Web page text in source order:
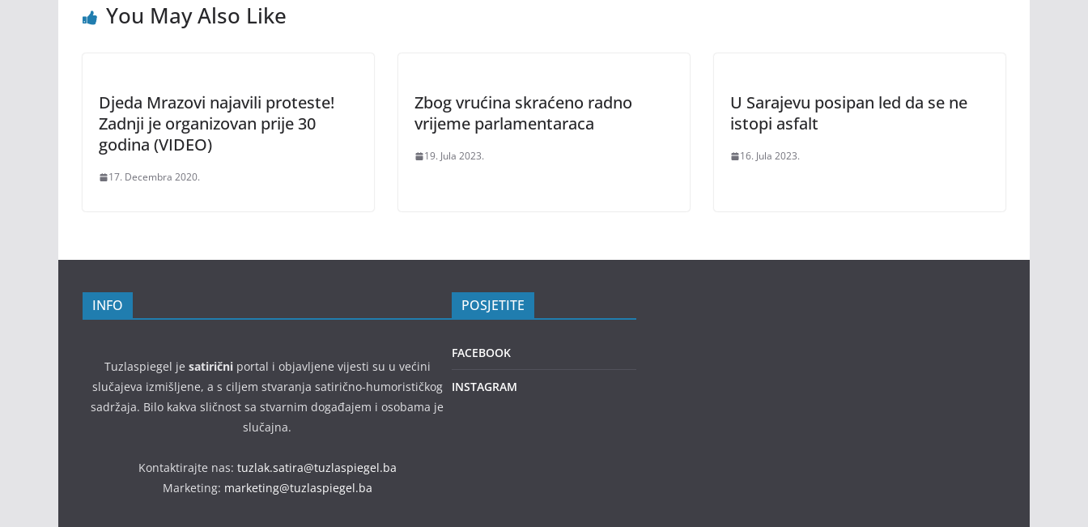
You May Also Like
Djeda Mrazovi najavili proteste!
Zadnji je organizovan prije 30
godina (VIDEO)
17. Decembra 2020.
Zbog vrućina skraćeno radno
vrijeme parlamentaraca
19. Jula 2023.
U Sarajevu posipan led da se ne
istopi asfalt
16. Jula 2023.
INFO
Tuzlaspiegel je satiričniportal i objavljene vijesti su u većini
slučajeva izmišljene, a s ciljem stvaranja satirično-humorističkog
sadržaja. Bilo kakva sličnost sa stvarnim događajem i osobama je
slučajna.
Kontaktirajte nas: tuzlak.satira@tuzlaspiegel.ba
Marketing: marketing@tuzlaspiegel.ba
POSJETITE
FACEBOOK
INSTAGRAM